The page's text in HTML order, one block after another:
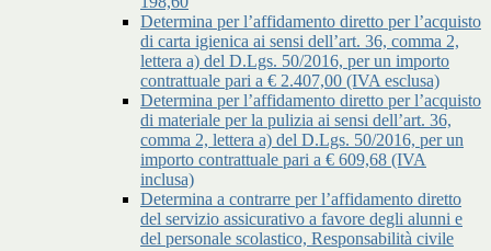
Determina per l’affidamento diretto per l’acquisto
di carta igienica ai sensi dell’art. 36, comma 2,
lettera a) del D.Lgs. 50/2016, per un importo
contrattuale pari a € 2.407,00 (IVA esclusa)
Determina per l’affidamento diretto per l’acquisto
di materiale per la pulizia ai sensi dell’art. 36,
comma 2, lettera a) del D.Lgs. 50/2016, per un
importo contrattuale pari a € 609,68 (IVA
inclusa)
Determina a contrarre per l’affidamento diretto
del servizio assicurativo a favore degli alunni e
del personale scolastico, Responsabilità civile